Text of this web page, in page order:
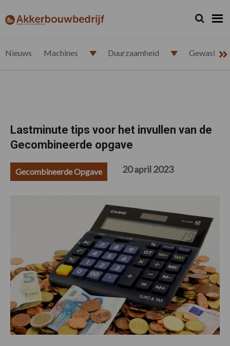
de
de
de
de
akkerbouwbedrijf.nl Zoeken...
Zoek
Nieuws Machines Duurzaamheid
Lastminute tips voor het invullen van de
Gecombineerde opgave
Gecombineerde Opgave 20 april 2023